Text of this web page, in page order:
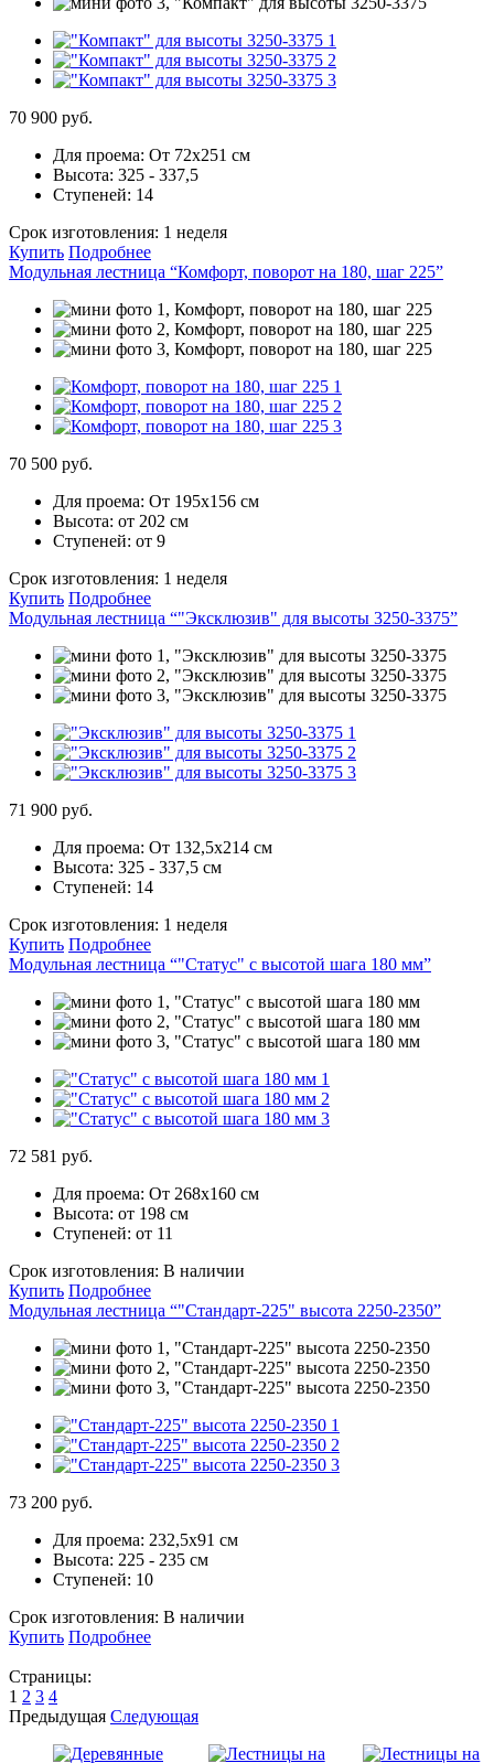
70 900 руб.
Для проема: От 72х251 см
Высота: 325 - 337,5
Ступеней: 14
Срок изготовления: 1 неделя
Купить Подробнее
Модульная лестница “Комфорт, поворот на 180, шаг 225”
70 500 руб.
Для проема: От 195х156 см
Высота: от 202 см
Ступеней: от 9
Срок изготовления: 1 неделя
Купить Подробнее
Модульная лестница “"Эксклюзив" для высоты 3250-3375”
71 900 руб.
Для проема: От 132,5х214 см
Высота: 325 - 337,5 см
Ступеней: 14
Срок изготовления: 1 неделя
Купить Подробнее
Модульная лестница “"Статус" с высотой шага 180 мм”
72 581 руб.
Для проема: От 268х160 см
Высота: от 198 см
Ступеней: от 11
Срок изготовления: В наличии
Купить Подробнее
Модульная лестница “"Стандарт-225" высота 2250-2350”
73 200 руб.
Для проема: 232,5х91 см
Высота: 225 - 235 см
Ступеней: 10
Срок изготовления: В наличии
Купить Подробнее
Страницы:
1 2 3 4
Предыдущая Следующая